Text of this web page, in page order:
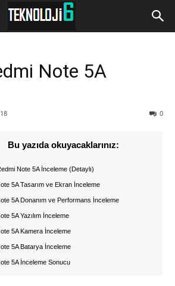
Note 5A
0
Bu yazıda okuyacaklarınız:
Note 5A İnceleme (Detaylı)
5A Tasarım ve Ekran İnceleme
5A Donanım ve Performans İnceleme
5A Yazılım İnceleme
5A Kamera İnceleme
5A Batarya İnceleme
5A İnceleme Sonucu